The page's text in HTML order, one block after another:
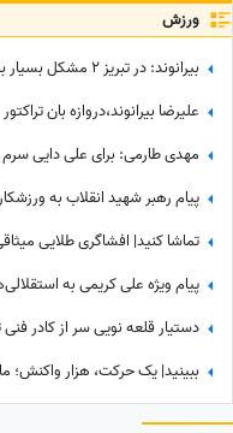
ورزش
بیرانوند: در تبریز 2 مشکل بسیار بزرگ دارم که ....
پیام رهبر شهید انقلاب به
پیام ویژه علی کریمی به
دستیار قلعه نویی سر از کادر فنی